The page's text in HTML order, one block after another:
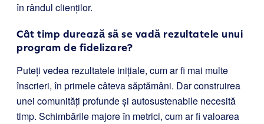
în rândul clienților.
Cât timp durează să se vadă rezultatele unui
program de fidelizare?
Puteți vedea rezultatele inițiale, cum ar fi mai multe
înscrieri, în primele câteva săptămâni. Dar construirea
unei comunități profunde și autosustenabile necesită
timp. Schimbările majore în metrici, cum ar fi valoarea